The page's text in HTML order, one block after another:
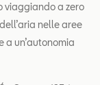
viaggiando a zero
nelle aree
a un’autonomia